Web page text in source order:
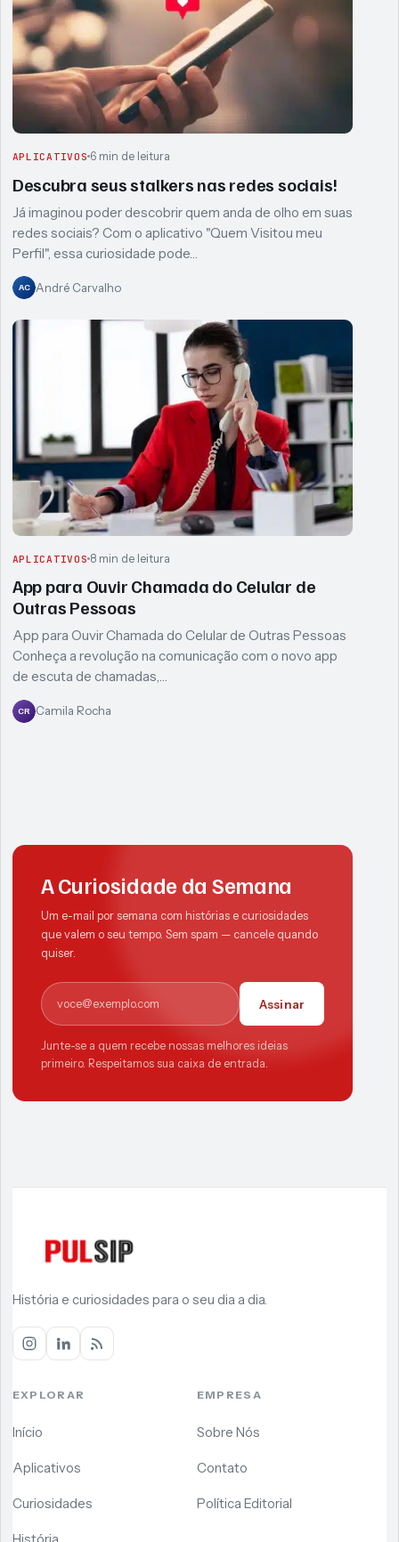
APLICATIVOS 6 min de leitura
Descubra seus stalkers nas redes sociais!
Já imaginou poder descobrir quem anda de olho em suas
redes sociais? Com o aplicativo "Quem Visitou meu
Perfil", essa curiosidade pode…
AC André Carvalho
APLICATIVOS 8 min de leitura
App para Ouvir Chamada do Celular de
Outras Pessoas
App para Ouvir Chamada do Celular de Outras Pessoas
Conheça a revolução na comunicação com o novo app
de escuta de chamadas,…
CR Camila Rocha
A Curiosidade da Semana
Um e-mail por semana com histórias e curiosidades
que valem o seu tempo. Sem spam — cancele quando
quiser.
E-mail
Assinar
Junte-se a quem recebe nossas melhores ideias
primeiro. Respeitamos sua caixa de entrada.
História e curiosidades para o seu dia a dia.
EXPLORAR
Início
Aplicativos
Curiosidades
EMPRESA
Sobre Nós
Contato
Política Editorial